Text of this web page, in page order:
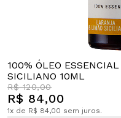
100% ÓLEO
SICILIANO 10ML
R$ 120,00
R$ 84,00
1x de R$ 84,00 sem juros.